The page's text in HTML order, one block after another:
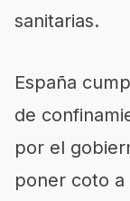
sanitarias.
España
de
por el
poner coto a